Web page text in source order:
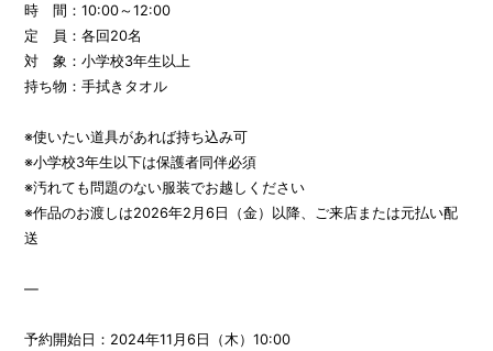
時 間：10:00～12:00
定 員：各回20名
対 象：小学校3年生以上
持ち物：手拭きタオル
※使いたい道具があれば持ち込み可
※小学校3年生以下は保護者同伴必須
※汚れても問題のない服装でお越しください
※作品のお渡しは2026年2月6日（金）以降、ご来店または元払い配
送
—
予約開始日：2024年11月6日（木）10:00